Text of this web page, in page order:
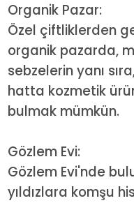
Organik Pazar:
Özel çiftliklerden
organik pazarda,
sebzelerin yanı
hatta kozmetik
bulmak mümkün.
Gözlem Evi:
Gözlem Evi'nde
yıldızlara komşu